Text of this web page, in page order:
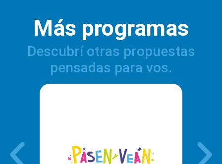
Más programas
Descubrí otras propuestas
pensadas para vos.